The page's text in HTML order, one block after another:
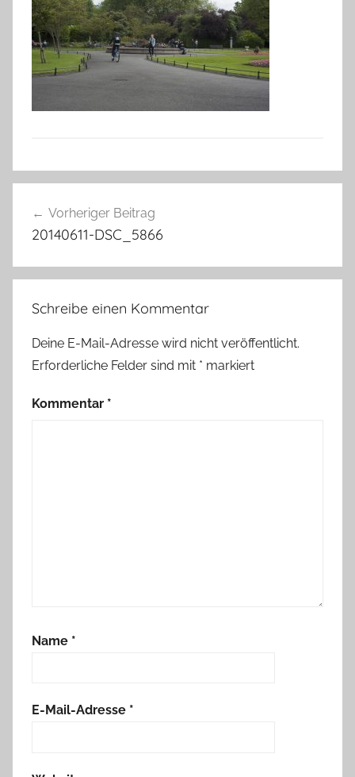
Vorheriger Beitrag
20140611-DSC_5866
Schreibe einen Kommentar
Deine E-Mail-Adresse wird nicht veröffentlicht.
Erforderliche Felder sind mit * markiert
Kommentar *
Name *
E-Mail-Adresse *